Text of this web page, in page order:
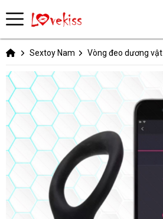
Sextoy Nam Vòng đeo dương vật